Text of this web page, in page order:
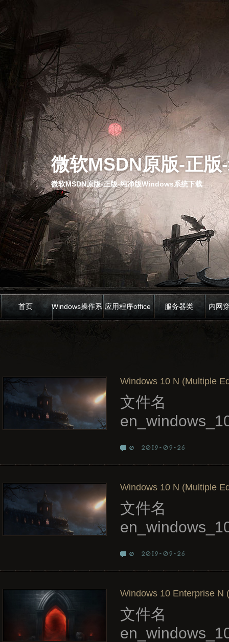
微软MSDN原版-正
微软MSDN原版-正版-纯净版Windows系统下载
首页 Windows操作系 应用程序office 服务器类 内网
Windows 10 N (Multiple
文件名
0 2019-09-26
Windows 10 N (Multiple
文件名
0 2019-09-26
Windows 10 Enterprise N
文件名